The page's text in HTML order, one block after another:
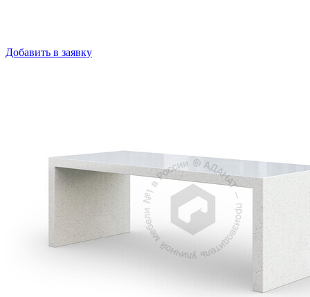
Добавить в заявку